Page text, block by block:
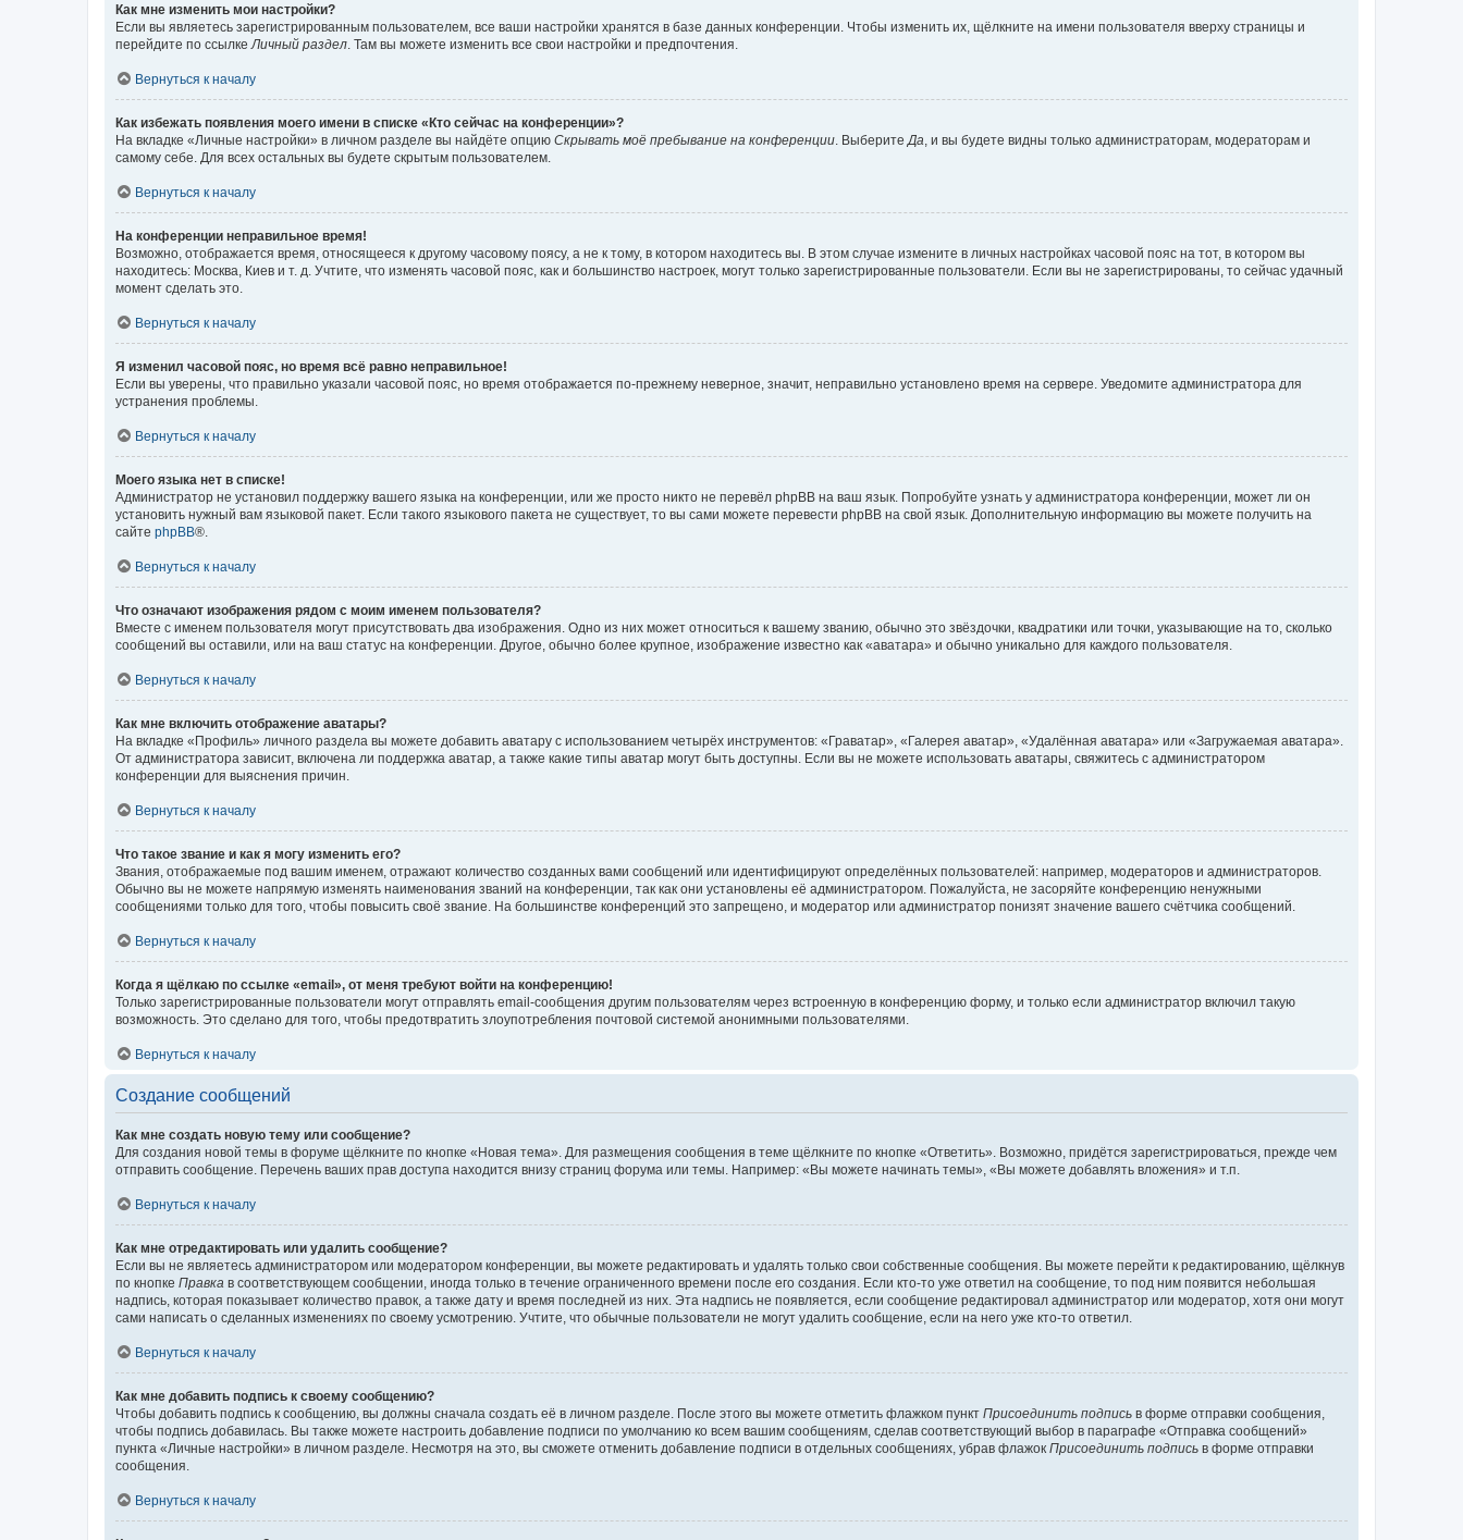
Как мне изменить мои настройки?
Если вы являетесь зарегистрированным пользователем, все ваши настройки хранятся в базе данных конференции. Чтобы изменить их, щёлкните на имени пользователя вверху страницы и
перейдите по ссылке Личный раздел . Там вы можете изменить все свои настройки и предпочтения.
Вернуться к началу
Как избежать появления моего имени в списке «Кто сейчас на конференции»?
На вкладке «Личные настройки» в личном разделе вы найдёте опцию Скрывать моё пребывание на конференции . Выберите Да , и вы будете видны только администраторам, модераторам и
самому себе. Для всех остальных вы будете скрытым пользователем.
Вернуться к началу
На конференции неправильное время!
Возможно, отображается время, относящееся к другому часовому поясу, а не к тому, в котором находитесь вы. В этом случае измените в личных настройках часовой пояс на тот, в котором вы
находитесь: Москва, Киев и т. д. Учтите, что изменять часовой пояс, как и большинство настроек, могут только зарегистрированные пользователи. Если вы не зарегистрированы, то сейчас удачный
момент сделать это.
Вернуться к началу
Я изменил часовой пояс, но время всё равно неправильное!
Если вы уверены, что правильно указали часовой пояс, но время отображается по-прежнему неверное, значит, неправильно установлено время на сервере. Уведомите администратора для
устранения проблемы.
Вернуться к началу
Моего языка нет в списке!
Администратор не установил поддержку вашего языка на конференции, или же просто никто не перевёл phpBB на ваш язык. Попробуйте узнать у администратора конференции, может ли он
установить нужный вам языковой пакет. Если такого языкового пакета не существует, то вы сами можете перевести phpBB на свой язык. Дополнительную информацию вы можете получить на
сайте phpBB®.
Вернуться к началу
Что означают изображения рядом с моим именем пользователя?
Вместе с именем пользователя могут присутствовать два изображения. Одно из них может относиться к вашему званию, обычно это звёздочки, квадратики или точки, указывающие на то, сколько
сообщений вы оставили, или на ваш статус на конференции. Другое, обычно более крупное, изображение известно как «аватара» и обычно уникально для каждого пользователя.
Вернуться к началу
Как мне включить отображение аватары?
На вкладке «Профиль» личного раздела вы можете добавить аватару с использованием четырёх инструментов: «Граватар», «Галерея аватар», «Удалённая аватара» или «Загружаемая аватара».
От администратора зависит, включена ли поддержка аватар, а также какие типы аватар могут быть доступны. Если вы не можете использовать аватары, свяжитесь с администратором
конференции для выяснения причин.
Вернуться к началу
Что такое звание и как я могу изменить его?
Звания, отображаемые под вашим именем, отражают количество созданных вами сообщений или идентифицируют определённых пользователей: например, модераторов и администраторов.
Обычно вы не можете напрямую изменять наименования званий на конференции, так как они установлены её администратором. Пожалуйста, не засоряйте конференцию ненужными
сообщениями только для того, чтобы повысить своё звание. На большинстве конференций это запрещено, и модератор или администратор понизят значение вашего счётчика сообщений.
Вернуться к началу
Когда я щёлкаю по ссылке «email», от меня требуют войти на конференцию!
Только зарегистрированные пользователи могут отправлять email-сообщения другим пользователям через встроенную в конференцию форму, и только если администратор включил такую
возможность. Это сделано для того, чтобы предотвратить злоупотребления почтовой системой анонимными пользователями.
Вернуться к началу
Создание сообщений
Как мне создать новую тему или сообщение?
Для создания новой темы в форуме щёлкните по кнопке «Новая тема». Для размещения сообщения в теме щёлкните по кнопке «Ответить». Возможно, придётся зарегистрироваться, прежде чем
отправить сообщение. Перечень ваших прав доступа находится внизу страниц форума или темы. Например: «Вы можете начинать темы», «Вы можете добавлять вложения» и т.п.
Вернуться к началу
Как мне отредактировать или удалить сообщение?
Если вы не являетесь администратором или модератором конференции, вы можете редактировать и удалять только свои собственные сообщения. Вы можете перейти к редактированию, щёлкнув
по кнопке Правка в соответствующем сообщении, иногда только в течение ограниченного времени после его создания. Если кто-то уже ответил на сообщение, то под ним появится небольшая
надпись, которая показывает количество правок, а также дату и время последней из них. Эта надпись не появляется, если сообщение редактировал администратор или модератор, хотя они могут
сами написать о сделанных изменениях по своему усмотрению. Учтите, что обычные пользователи не могут удалить сообщение, если на него уже кто-то ответил.
Вернуться к началу
Как мне добавить подпись к своему сообщению?
Чтобы добавить подпись к сообщению, вы должны сначала создать её в личном разделе. После этого вы можете отметить флажком пункт Присоединить подпись в форме отправки сообщения,
чтобы подпись добавилась. Вы также можете настроить добавление подписи по умолчанию ко всем вашим сообщениям, сделав соответствующий выбор в параграфе «Отправка сообщений»
пункта «Личные настройки» в личном разделе. Несмотря на это, вы сможете отменить добавление подписи в отдельных сообщениях, убрав флажок Присоединить подпись в форме отправки
сообщения.
Вернуться к началу